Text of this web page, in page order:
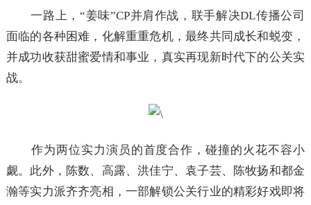
一路上，“姜味”CP并肩作战，联手解决DL传播公司
面临的各种困难，化解重重危机，最终共同成长和蜕变，
并成功收获甜蜜爱情和事业，真实再现新时代下的公关实
战。
作为两位实力演员的首度合作，碰撞的火花不容小
觑。此外，陈数、高露、洪佳宁、袁子芸、陈牧扬和都金
瀚等实力派齐齐亮相，一部解锁公关行业的精彩好戏即将